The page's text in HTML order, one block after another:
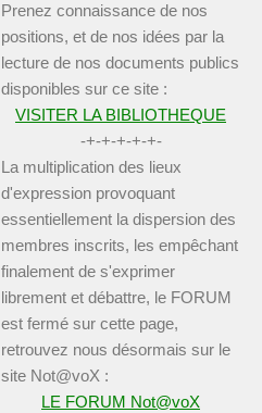
Prenez connaissance de nos
positions, et de nos idées par la
lecture de nos documents publics
disponibles sur ce site :
VISITER LA BIBLIOTHEQUE
-+-+-+-+-+-
La multiplication des lieux
d'expression provoquant
essentiellement la dispersion des
membres inscrits, les empêchant
finalement de s'exprimer
librement et débattre, le FORUM
est fermé sur cette page,
retrouvez nous désormais sur le
site Not@voX :
LE FORUM Not@voX